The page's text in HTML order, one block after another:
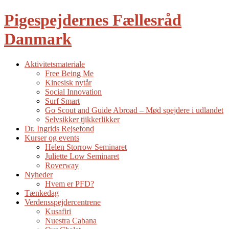
Pigespejdernes Fællesråd
Danmark
Aktivitetsmateriale
Free Being Me
Kinesisk nytår
Social Innovation
Surf Smart
Go Scout and Guide Abroad – Mød spejdere i udlandet
Selvsikker tjikkerlikker
Dr. Ingrids Rejsefond
Kurser og events
Helen Storrow Seminaret
Juliette Low Seminaret
Roverway
Nyheder
Hvem er PFD?
Tænkedag
Verdensspejdercentrene
Kusafiri
Nuestra Cabana